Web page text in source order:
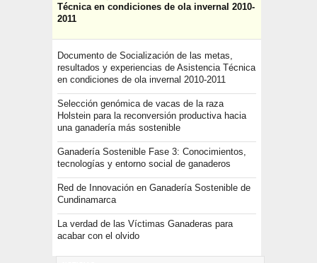
Técnica en condiciones de ola invernal 2010-
2011
Documento de Socialización de las metas,
resultados y experiencias de Asistencia Técnica
en condiciones de ola invernal 2010-2011
Selección genómica de vacas de la raza
Holstein para la reconversión productiva hacia
una ganadería más sostenible
Ganadería Sostenible Fase 3: Conocimientos,
tecnologías y entorno social de ganaderos
Red de Innovación en Ganadería Sostenible de
Cundinamarca
La verdad de las Víctimas Ganaderas para
acabar con el olvido